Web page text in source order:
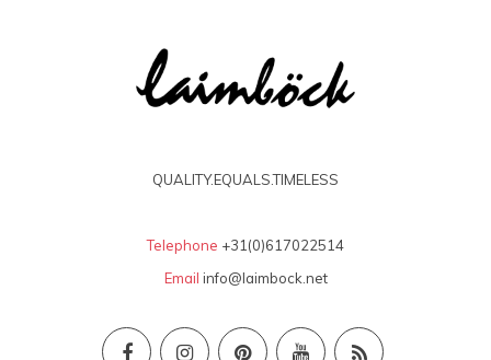
kwaliteit en echt mooi kleur (mustard gold)
heerlijk, heel blij mee.
QUALITY.EQUALS.TIMELESS
Telephone +31(0)617022514
Email info@laimbock.net